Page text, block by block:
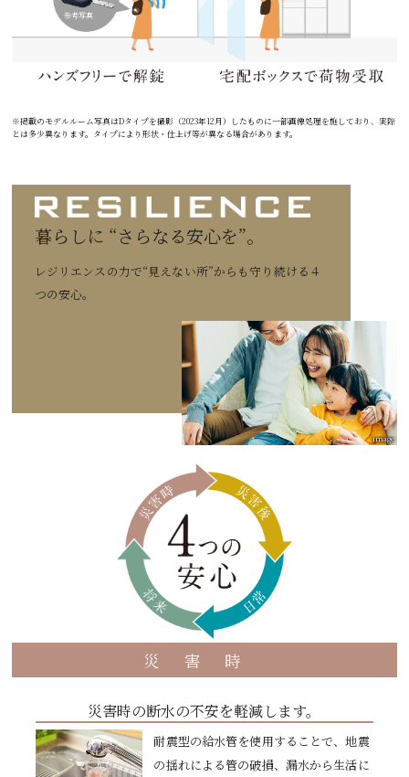
参考写真
※掲載のモデルルーム写真はDタイプを撮影（2023年12月）したものに一部画像処理を施しており、実際
とは多少異なります。タイプにより形状・仕上げ等が異なる場合があります。
image
暮らしに “さらなる安心を”。
レジリエンスの力で“見えない所”からも守り続ける４
つの安心。
災害時
災害時の断水の不安を軽減します。
耐震型の給水管を使用することで、地震
の揺れによる管の破損、漏水から生活に